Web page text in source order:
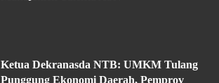
Ketua Dekranasda NTB: UMKM Tulang
Punggung Ekonomi Daerah, Pemprov